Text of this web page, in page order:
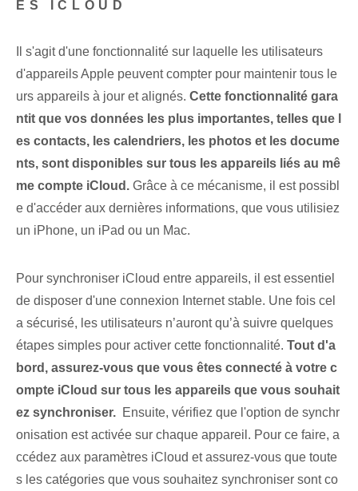
ES ICLOUD
Il s'agit d'une fonctionnalité sur laquelle les utilisateurs
d'appareils Apple peuvent compter pour maintenir tous le
urs appareils à jour et alignés. Cette fonctionnalité gara
ntit que vos données les plus importantes, telles que l
es contacts, les calendriers, les photos et les docume
nts, sont disponibles sur tous les appareils liés au mê
me compte iCloud. Grâce à ce mécanisme, il est possibl
e d'accéder aux dernières informations, que vous utilisiez
un iPhone, un iPad ou un Mac.
Pour synchroniser iCloud entre appareils, il est essentiel
de disposer d'une connexion Internet stable. Une fois cel
a⁢ sécurisé, les utilisateurs n’auront qu’à suivre quelques
étapes simples pour activer cette fonctionnalité. Tout d'a
bord, assurez-vous que vous êtes connecté à votre c
ompte iCloud sur tous les appareils que vous souhait
ez synchroniser. ‍ Ensuite, vérifiez que l'option de synchr
onisation est activée sur chaque appareil. Pour ce faire, a
ccédez aux paramètres iCloud et assurez-vous que toute
s les catégories que vous souhaitez synchroniser sont co